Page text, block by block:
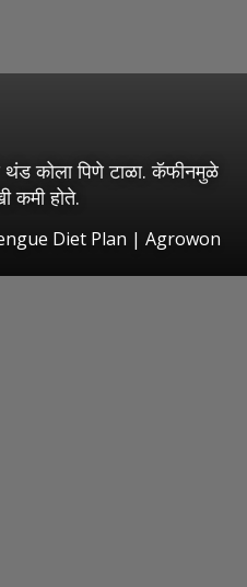
थंड कोला पिणे टाळा. कॅफीनमुळे
कमी होते.
Diet Plan | Agrowon